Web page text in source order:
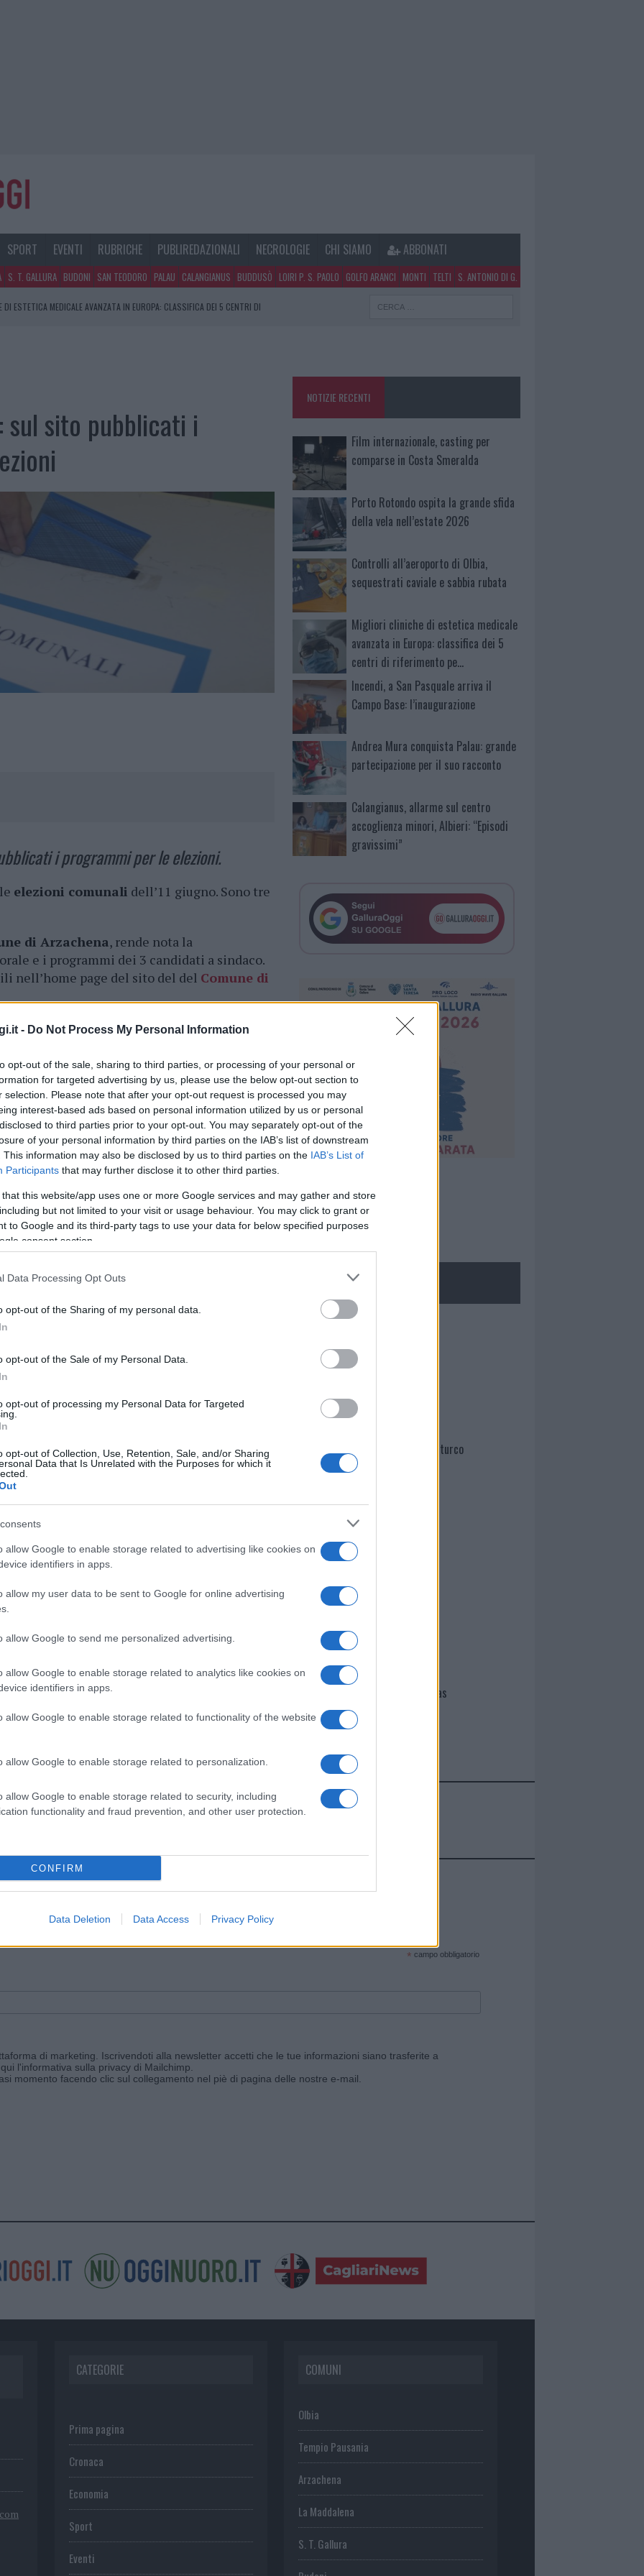
- Do Not Process My Personal Information
opt-out of the sale, sharing to third parties, or processing of your personal or
for targeted advertising by us, please use the below opt-out section to
selection. Please note that after your opt-out request is processed you may
interest-based ads based on personal information utilized by us or personal
to third parties prior to your opt-out. You may separately opt-out of the
of your personal information by third parties on the IAB’s list of downstream
This information may also be disclosed by us to third parties on the IAB’s List of
Participants that may further disclose it to other third parties.
that this website/app uses one or more Google services and may gather and store
but not limited to your visit or usage behaviour. You may click to grant or
to Google and its third-party tags to use your data for below specified purposes
consent section.
Data Processing Opt Outs
opt-out of the Sharing of my personal data.
opt-out of the Sale of my Personal Data.
opt-out of processing my Personal Data for Targeted
opt-out of Collection, Use, Retention, Sale, and/or Sharing
Data that Is Unrelated with the Purposes for which it
allow Google to enable storage related to advertising like cookies on
identifiers in apps.
allow my user data to be sent to Google for online advertising
allow Google to send me personalized advertising.
allow Google to enable storage related to analytics like cookies on
identifiers in apps.
allow Google to enable storage related to functionality of the website
allow Google to enable storage related to personalization.
allow Google to enable storage related to security, including
functionality and fraud prevention, and other user protection.
CONFIRM
Data Deletion Data Access Privacy Policy
SPORT EVENTI RUBRICHE PUBLIREDAZIONALI NECROLOGIE CHI SIAMO ABBONATI
S. T. GALLURA BUDONI SAN TEODORO PALAU CALANGIANUS BUDDUSÒ LOIRI P. S. PAOLO GOLFO ARANCI MONTI TELTI S. ANTONIO DI G.
DI ESTETICA MEDICALE AVANZATA IN EUROPA: CLASSIFICA DEI 5 CENTRI DI
SEQUESTRATI CAVIALE E SABBIA RUBATA
sul sito pubblicati i
i programmi per le elezioni.
elezioni comunali dell’11 giugno. Sono tre
di Arzachena, rende nota la
e i programmi dei 3 candidati a sindaco.
nell’home page del sito del del Comune di
delcandidato sindaco.Per scaricare
page, e cercare la sezione “Elezioni
cliccandoqui
nella sezioneLogindal menù del sito o
Elezioni
NOTIZIE RECENTI
Film internazionale, casting per
comparse in Costa Smeralda
Porto Rotondo ospita la grande sfida
della vela nell’estate 2026
Controlli all’aeroporto di Olbia,
sequestrati caviale e sabbia rubata
Migliori cliniche di estetica medicale
avanzata in Europa: classifica dei 5
centri di riferimento pe…
Incendi, a San Pasquale arriva il
Campo Base: l’inaugurazione
Andrea Mura conquista Palau: grande
partecipazione per il suo racconto
Calangianus, allarme sul centro
accoglienza minori, Albieri: “Episodi
gravissimi”
NECROLOGIE
Martina Agostina Diturco
I nostri cari
I nostri cari
Giovannimaria Cabras
Invia un Comunicato Stampa|Pubblicità|Segnala
e ricevi le nostre email periodiche contenenti le ultime notizie pubblicate sul sito web!
* campo obbligatorio
di marketing. Iscrivendoti alla newsletter accetti che le tue informazioni siano trasferite a
l'informativa sulla privacy di Mailchimp
momento facendo clic sul collegamento nel piè di pagina delle nostre e-mail.
CATEGORIE
Prima pagina
Cronaca
Economia
Sport
Eventi
COMUNI
Olbia
Tempio Pausania
Arzachena
La Maddalena
S. T. Gallura